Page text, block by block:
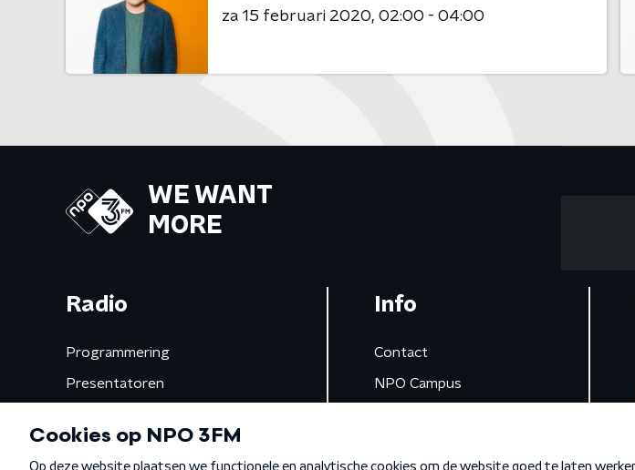
za 15 februari 2020 02:00 - 04:00
WE WANT
MORE
Radio
Programmering
Presentatoren
Gemist
Info
Contact
NPO Campus